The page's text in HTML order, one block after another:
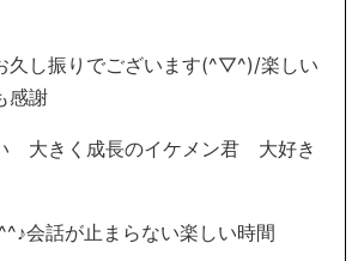
久し振りでございます(^▽^)/楽しい
感謝
大きく成長のイケメン君 大好き
会話が止まらない楽しい時間